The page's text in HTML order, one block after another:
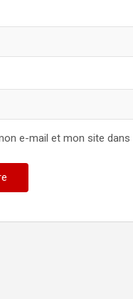
e-mail et mon site